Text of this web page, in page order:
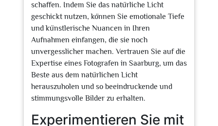
schaffen. Indem Sie das natürliche Licht
geschickt nutzen, können Sie emotionale Tiefe
und künstlerische Nuancen in Ihren
Aufnahmen einfangen, die sie noch
unvergesslicher machen. Vertrauen Sie auf die
Expertise eines Fotografen in Saarburg, um das
Beste aus dem natürlichen Licht
herauszuholen und so beeindruckende und
stimmungsvolle Bilder zu erhalten.
Experimentieren Sie mit